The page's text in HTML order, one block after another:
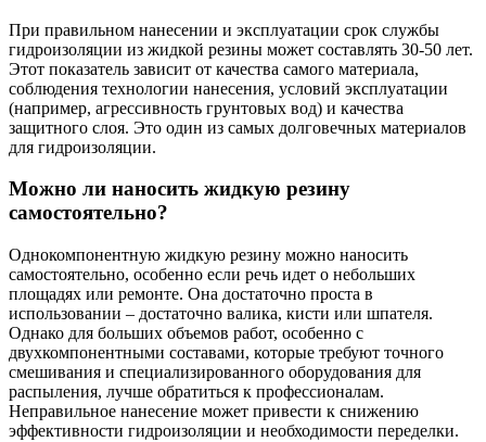
При правильном нанесении и эксплуатации срок службы
гидроизоляции из жидкой резины может составлять 30-50 лет.
Этот показатель зависит от качества самого материала,
соблюдения технологии нанесения, условий эксплуатации
(например, агрессивность грунтовых вод) и качества
защитного слоя. Это один из самых долговечных материалов
для гидроизоляции.
Можно ли наносить жидкую резину
самостоятельно?
Однокомпонентную жидкую резину можно наносить
самостоятельно, особенно если речь идет о небольших
площадях или ремонте. Она достаточно проста в
использовании – достаточно валика, кисти или шпателя.
Однако для больших объемов работ, особенно с
двухкомпонентными составами, которые требуют точного
смешивания и специализированного оборудования для
распыления, лучше обратиться к профессионалам.
Неправильное нанесение может привести к снижению
эффективности гидроизоляции и необходимости переделки.